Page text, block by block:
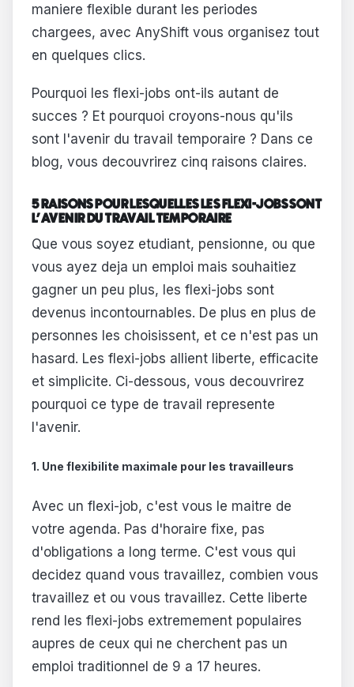
maniere flexible durant les periodes
chargees, avec AnyShift vous organisez tout
en quelques clics.
Pourquoi les flexi-jobs ont-ils autant de
succes ? Et pourquoi croyons-nous qu'ils
sont l'avenir du travail temporaire ? Dans ce
blog, vous decouvrirez cinq raisons claires.
5 RAISONS POUR LESQUELLES LES FLEXI-JOBS SONT
L'AVENIR DU TRAVAIL TEMPORAIRE
Que vous soyez etudiant, pensionne, ou que
vous ayez deja un emploi mais souhaitiez
gagner un peu plus, les flexi-jobs sont
devenus incontournables. De plus en plus de
personnes les choisissent, et ce n'est pas un
hasard. Les flexi-jobs allient liberte, efficacite
et simplicite. Ci-dessous, vous decouvrirez
pourquoi ce type de travail represente
l'avenir.
1. Une flexibilite maximale pour les travailleurs
Avec un flexi-job, c'est vous le maitre de
votre agenda. Pas d'horaire fixe, pas
d'obligations a long terme. C'est vous qui
decidez quand vous travaillez, combien vous
travaillez et ou vous travaillez. Cette liberte
rend les flexi-jobs extremement populaires
aupres de ceux qui ne cherchent pas un
emploi traditionnel de 9 a 17 heures.